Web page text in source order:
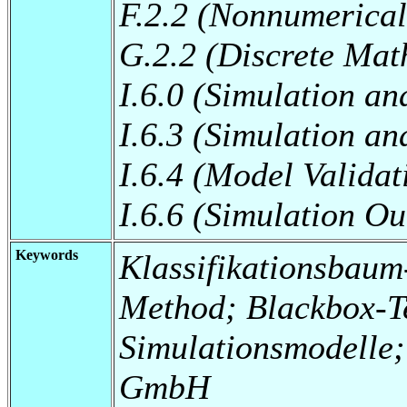
F.2.2
G.2.2 (Discrete
I.6.0 (Simulation
I.6.3 (Simulation
I.6.4 (Model
I.6.6 (Simulation
Keywords
Method; Blackbox-
GmbH